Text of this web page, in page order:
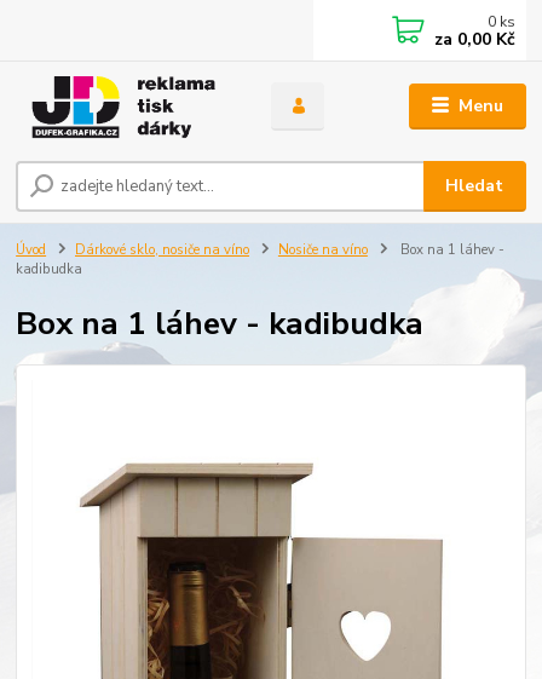
Menu
Hledat
0 ks
za 0,00 Kč
Úvod Dárkové sklo, nosiče na víno Nosiče na víno
Box na 1 láhev -
kadibudka
Box na 1 láhev - kadibudka